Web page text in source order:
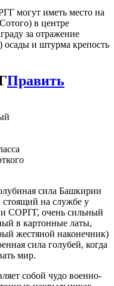
могут иметь место на
в центре
за отражение
осады и штурма крепость
Править
сила Башкирии
на службе у
СОРГГ, очень сильный
в картонные латы,
жестяной наконечник)
сила голубей, когда
мир.
собой чудо военно-